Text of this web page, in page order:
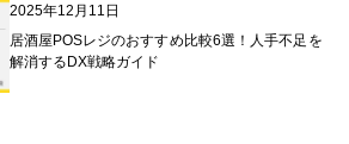
2025年12月11日
居酒屋POSレジのおすすめ比較6選！人手不足を
解消するDX戦略ガイド